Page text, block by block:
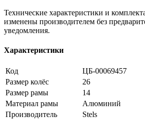
Технические характеристики и
изменены производителем без
уведомления.
Характеристики
Код
ЦБ-00069457
Размер колёс
26
Размер рамы
14
Материал рамы
Алюминий
Производитель
Stels